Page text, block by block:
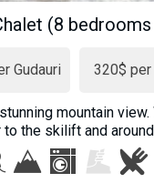
(8
Gudauri 320$
mountain
the skilift and around